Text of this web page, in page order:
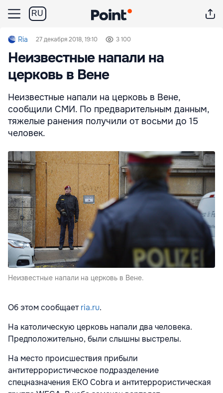
RU
Ria 27 декабря 2018, 19:10 3 100
Неизвестные напали на
церковь в Вене
Неизвестные напали на церковь в Вене,
сообщили СМИ. По предварительным данным,
тяжелые ранения получили от восьми до 15
человек.
Неизвестные напали на церковь в Вене.
Об этом сообщаетria.ru.
На католическую церковь напали два человека.
Предположительно, были слышны выстрелы.
На место происшествия прибыли
антитеррористическое подразделение
спецназначения EKO Cobra и антитеррористическая